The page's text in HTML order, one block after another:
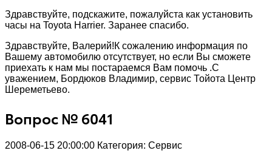
Здравствуйте, подскажите, пожалуйста как установить
часы на Toyota Harrier. Заранее спасибо.
Здравствуйте, Валерий!К сожалению информация по
Вашему автомобилю отсутствует, но если Вы сможете
приехать к нам мы постараемся Вам помочь .С
уважением, Бордюков Владимир, сервис Тойота Центр
Шереметьево.
Вопрос № 6041
2008-06-15 20:00:00 Категория: Сервис